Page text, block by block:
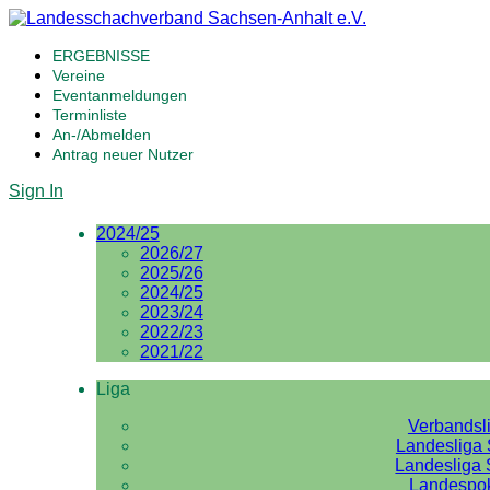
ERGEBNISSE
Vereine
Eventanmeldungen
Terminliste
An-/Abmelden
Antrag neuer Nutzer
Sign In
2024/25
2026/27
2025/26
2024/25
2023/24
2022/23
2021/22
Liga
Landesliga
Landesliga